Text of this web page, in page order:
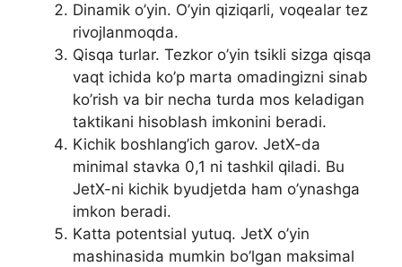
Dinamik o’yin. O’yin qiziqarli, voqealar tez
rivojlanmoqda.
Qisqa turlar. Tezkor o’yin tsikli sizga qisqa
vaqt ichida ko’p marta omadingizni sinab
ko’rish va bir necha turda mos keladigan
taktikani hisoblash imkonini beradi.
Kichik boshlang’ich garov. JetX-da
minimal stavka 0,1 ni tashkil qiladi. Bu
JetX-ni kichik byudjetda ham o’ynashga
imkon beradi.
Katta potentsial yutuq. JetX o’yin
mashinasida mumkin bo’lgan maksimal